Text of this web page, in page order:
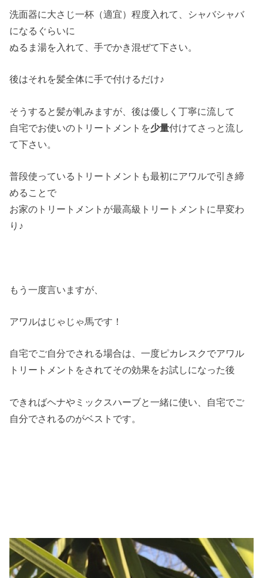
洗面器に大さじ一杯（適宜）程度入れて、シャバシャバ
になるぐらいに
ぬるま湯を入れて、手でかき混ぜて下さい。
後はそれを髪全体に手で付けるだけ♪
そうすると髪が軋みますが、後は優しく丁寧に流して
自宅でお使いのトリートメントを少量付けてさっと流し
て下さい。
普段使っているトリートメントも最初にアワルで引き締
めることで
お家のトリートメントが最高級トリートメントに早変わ
り♪
もう一度言いますが、
アワルはじゃじゃ馬です！
自宅でご自分でされる場合は、一度ピカレスクでアワル
トリートメントをされてその効果をお試しになった後
できればヘナやミックスハーブと一緒に使い、自宅でご
自分でされるのがベストです。